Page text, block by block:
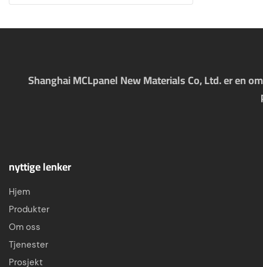
Shanghai MCLpanel New Materials Co, Ltd. er en
nyttige lenker
Hjem
Produkter
Om oss
Tjenester
Prosjekt